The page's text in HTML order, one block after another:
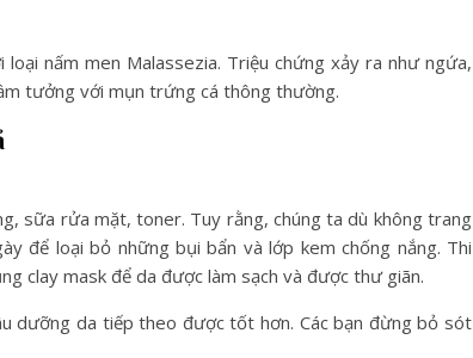
nấm men Malassezia. Triệu chứng xảy ra như ngứa,
tưởng với mụn trứng cá thông thường.
sữa rửa mặt, toner. Tuy rằng, chúng ta dù không trang
để loại bỏ những bụi bẩn và lớp kem chống nắng. Thi
clay mask để da được làm sạch và được thư giãn.
dưỡng da tiếp theo được tốt hơn. Các bạn đừng bỏ sót